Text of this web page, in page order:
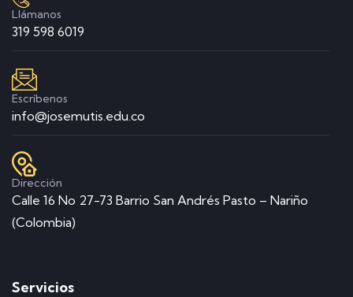
Llámanos
319 598 6019
Escríbenos
info@josemutis.edu.co
Dirección
Calle 16 No 27-73 Barrio San Andrés Pasto – Nariño
(Colombia)
Servicios